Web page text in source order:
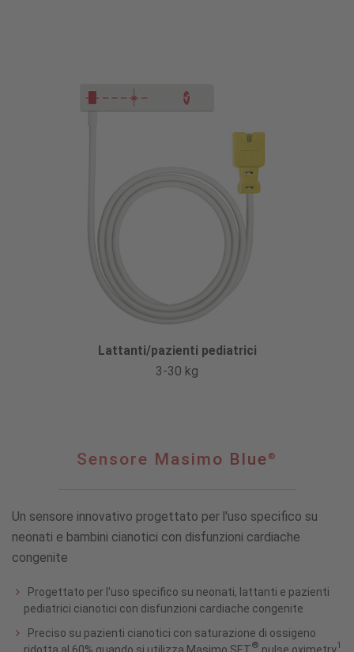
Lattanti/pazienti pediatrici
3-30 kg
Sensore Masimo Blue ®
Un sensore innovativo progettato per l'uso specifico su
neonati e bambini cianotici con disfunzioni cardiache
congenite
Progettato per l'uso specifico su neonati, lattanti e pazienti
pediatrici cianotici con disfunzioni cardiache congenite
Preciso su pazienti cianotici con saturazione di ossigeno
® 1